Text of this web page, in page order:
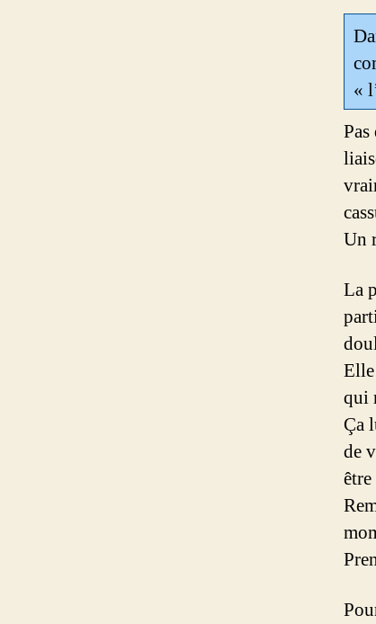
«
Un
La
Elle
qui
Ça
de
être